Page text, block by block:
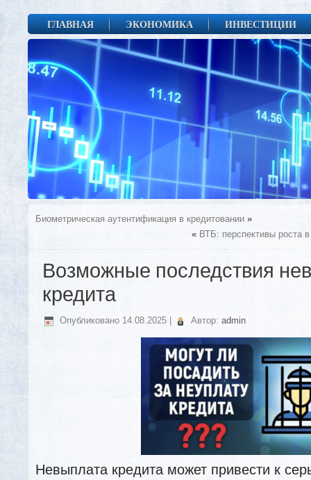
ГЛАВНАЯ ЭКОНОМИКА ИНВЕСТИЦИИ
Биометрическая аутентификация в кредитовании »
« ВТБ: перспективы роста
Возможные последствия
кредита
Опубликовано 14.08.2025 Автор: admin
Невыплата кредита может привести к